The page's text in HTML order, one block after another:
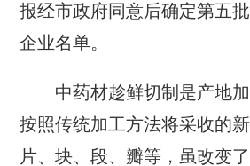
报经市政府同意后确定第五
企业名单。
中药材趁鲜切制是产地加
按照传统加工方法将采收的
片、块、段、瓣等，虽改变